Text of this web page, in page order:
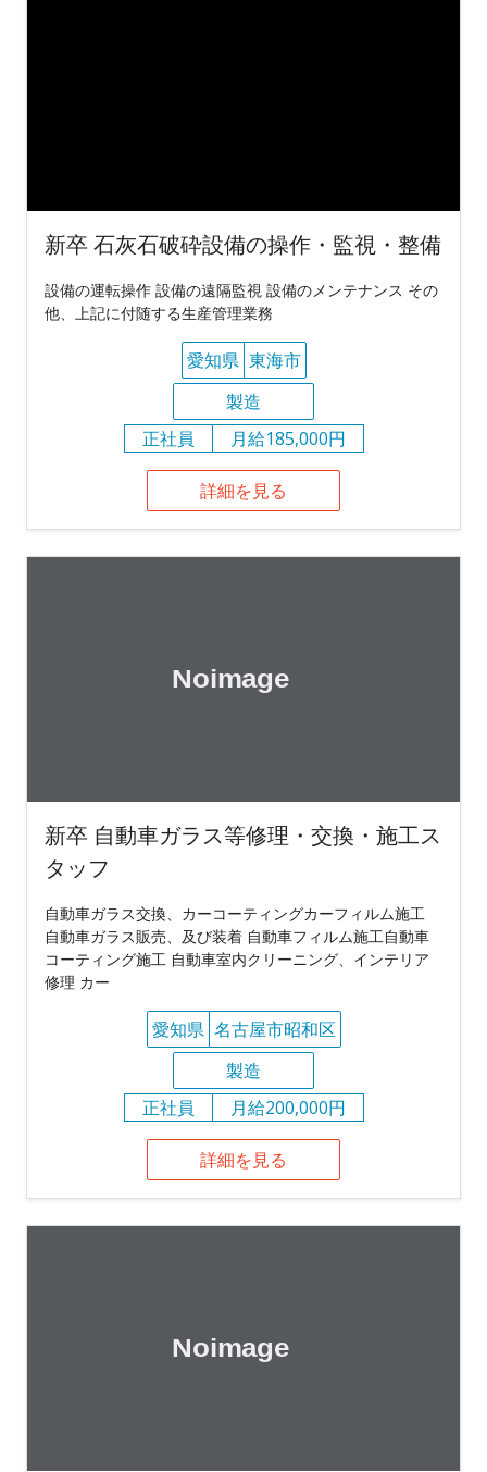
新卒 石灰石破砕設備の操作・監視・整備
設備の運転操作 設備の遠隔監視 設備のメンテナンス その
他、上記に付随する生産管理業務
愛知県 東海市
製造
正社員
月給185,000円
詳細を見る
新卒 自動車ガラス等修理・交換・施工ス
タッフ
自動車ガラス交換、カーコーティングカーフィルム施工
自動車ガラス販売、及び装着 自動車フィルム施工自動車
コーティング施工 自動車室内クリーニング、インテリア
修理 カー
愛知県 名古屋市昭和区
製造
正社員
月給200,000円
詳細を見る